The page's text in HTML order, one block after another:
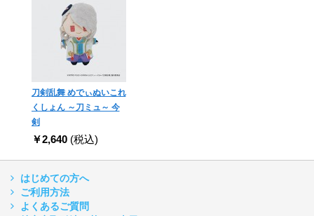
刀剣乱舞 めでぃぬいこれ
くしょん ～刀ミュ～ 今
剣
￥2,640 (税込)
はじめての方へ
ご利用方法
よくあるご質問